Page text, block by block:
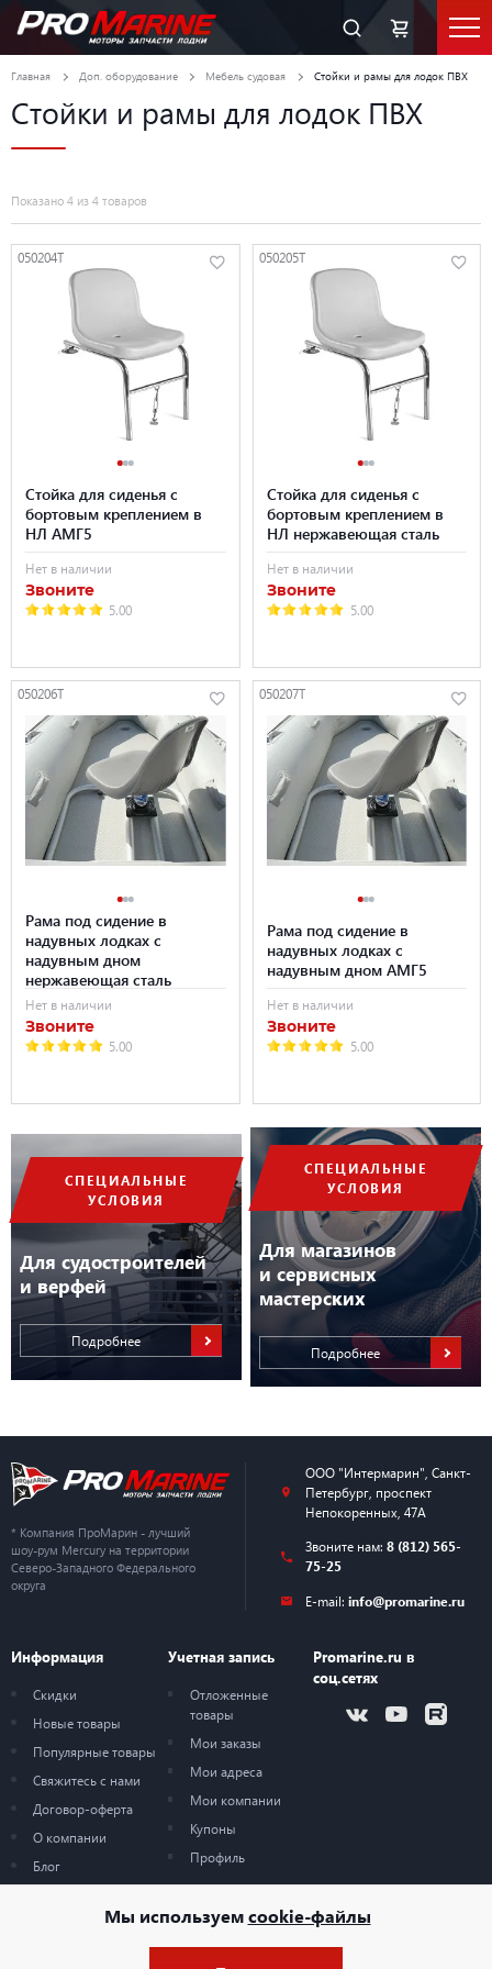
СПЕЦИАЛЬНЫЕ
УСЛОВИЯ
Для судостроителей
и верфей
Подробнее
СПЕЦИАЛЬНЫЕ
УСЛОВИЯ
Для магазинов
и сервисных
мастерских
Подробнее
Главная Доп. оборудование Мебель судовая Стойки и рамы для лодок ПВХ
Стойки и рамы для лодок ПВХ
Показано 4 из 4 товаров
050204T
Стойка для сиденья с
бортовым креплением в
НЛ АМГ5
Нет в наличии
Звоните
5.00
050205T
Стойка для сиденья с
бортовым креплением в
НЛ нержавеющая сталь
Нет в наличии
Звоните
5.00
050206T
Рама под сидение в
надувных лодках с
надувным дном
нержавеющая сталь
Нет в наличии
Звоните
5.00
050207T
Рама под сидение в
надувных лодках с
надувным дном АМГ5
Нет в наличии
Звоните
5.00
Мы используемcookie-файлы
* Компания ПроМарин - лучший
шоу-рум Mercury на территории
Северо-Западного Федерального
округа
ООО "Интермарин" Санкт-
Петербург, проспект
Непокоренных, 47А
Звоните нам: 8 (812) 565-
75-25
E-mail: info@promarine.ru
Информация
Скидки
Новые товары
Популярные товары
Свяжитесь с нами
Договор-оферта
О компании
Блог
Учетная запись
Отложенные
товары
Мои заказы
Мои адреса
Мои компании
Купоны
Профиль
Promarine.ru в
соц.сетях